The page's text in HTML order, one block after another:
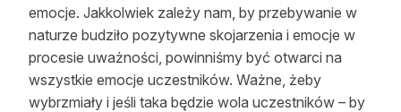
emocje. Jakkolwiek zależy nam, by przebywanie w
naturze budziło pozytywne skojarzenia i emocje w
procesie uważności, powinniśmy być otwarci na
wszystkie emocje uczestników. Ważne, żeby
wybrzmiały i jeśli taka będzie wola uczestników – by